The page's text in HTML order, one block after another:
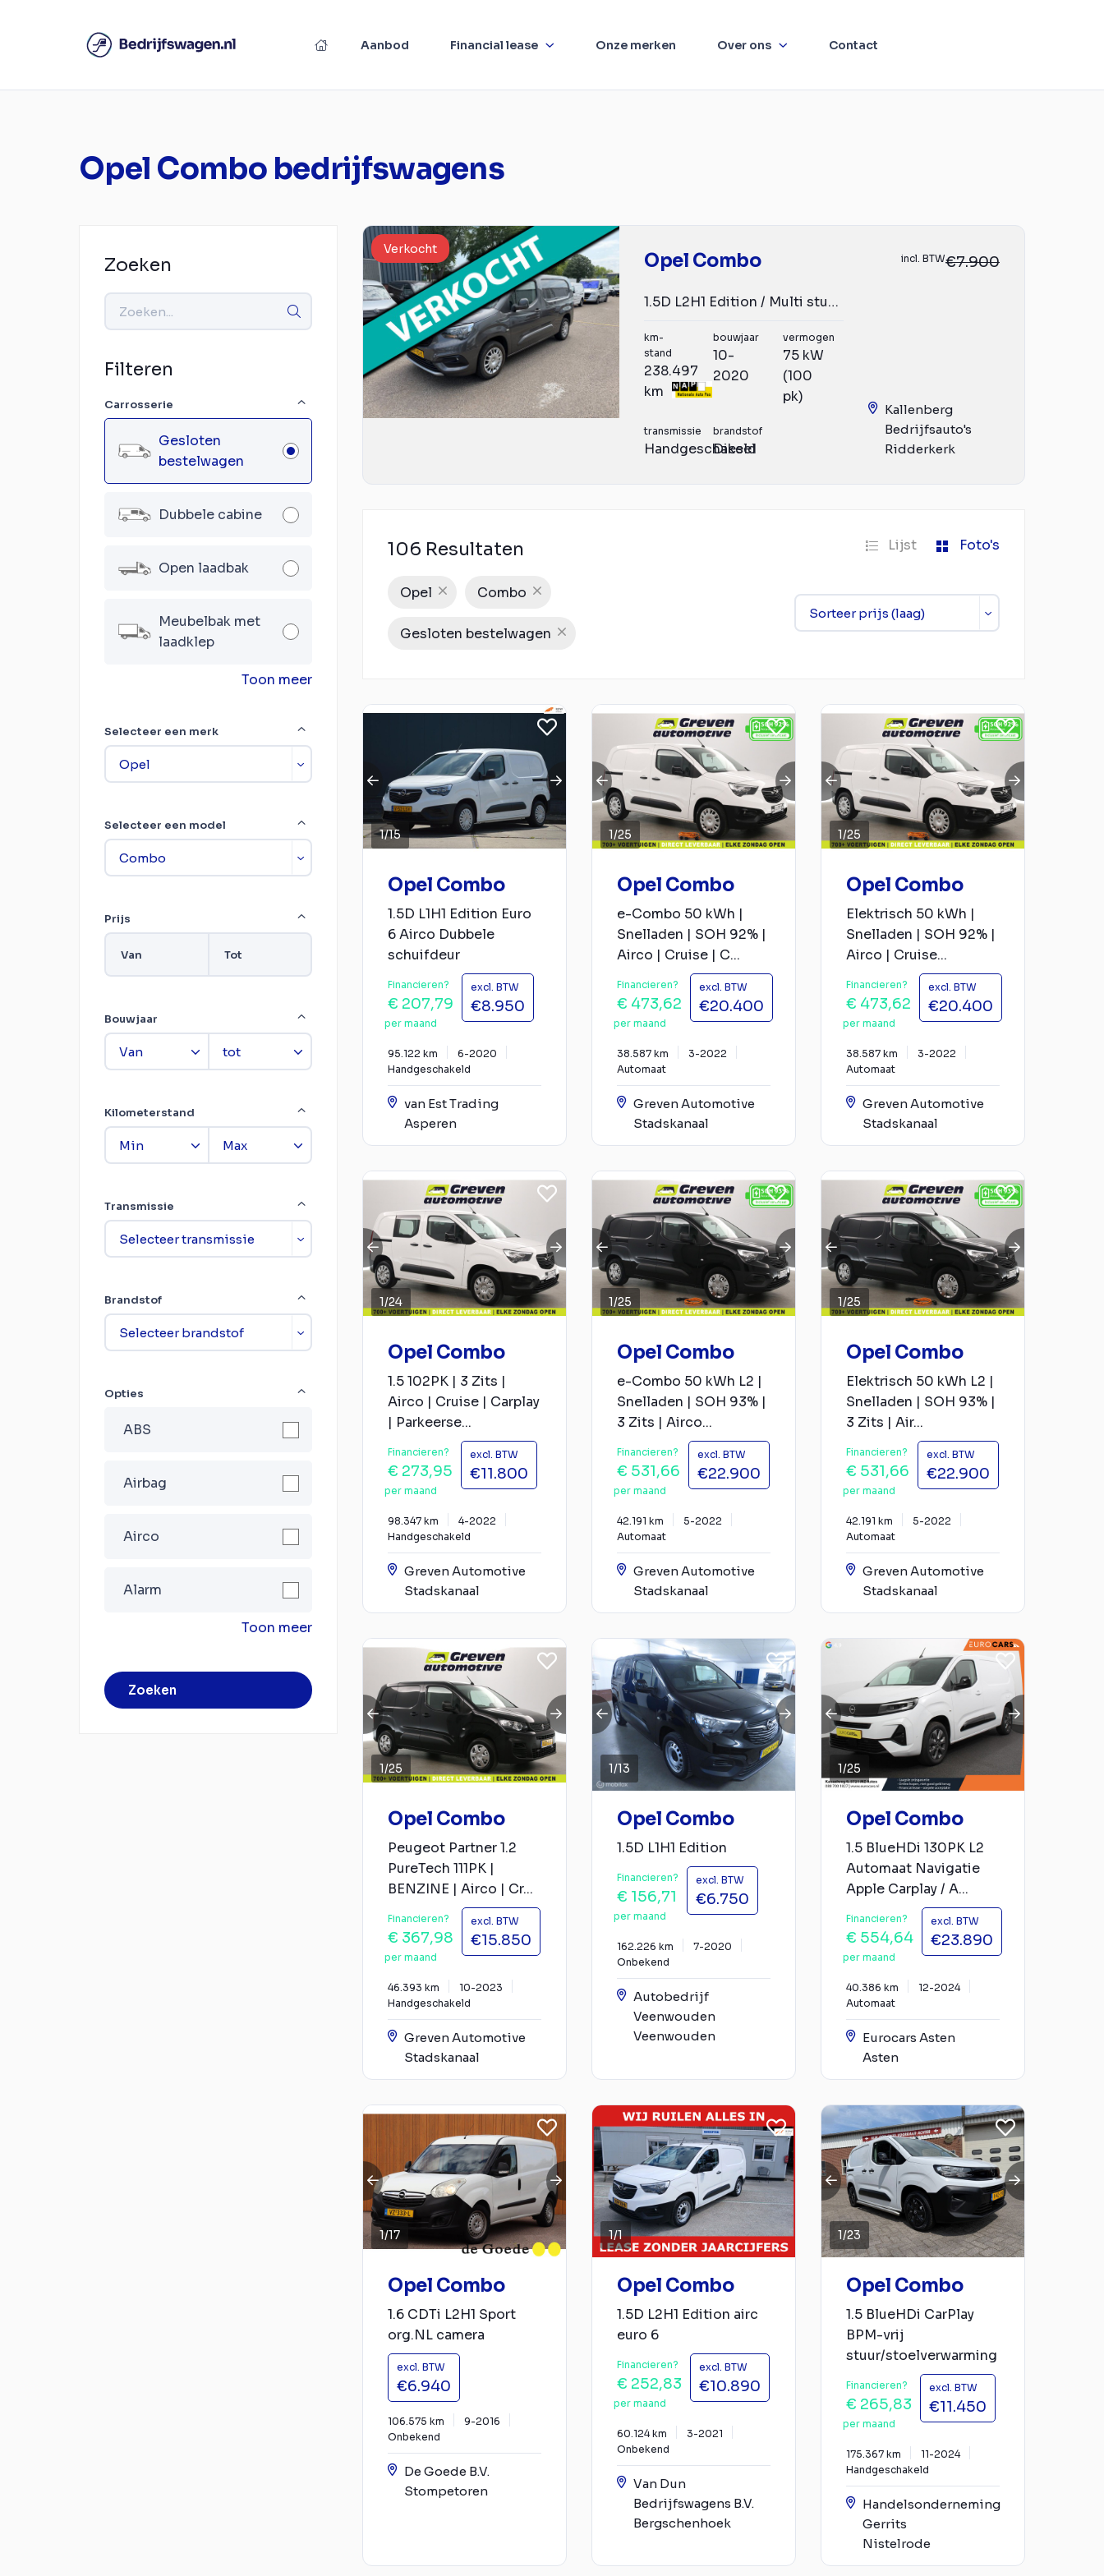
Aanbod Financial lease Onze merken Over ons Contact
Opel Combo bedrijfswagens
Zoeken
Filteren
Carrosserie
Gesloten
bestelwagen
Dubbele cabine
Open laadbak
Meubelbak met
laadklep
Toon meer
Selecteer een merk
Selecteer een model
Prijs
Van Tot
Bouwjaar
Kilometerstand
Transmissie
Brandstof
Opties
ABS
Airbag
Airco
Alarm
Toon meer
Zoeken
Verkocht
Opel Combo
1.5D L2H1 Edition / Multi stuur / App connect navi / crui...
incl. BTW€7.900
km-
stand
238.497
km
bouwjaar
10-
2020
vermogen
75 kW
(100
pk)
transmissie
Handgeschakeld
brandstof
Diesel
Kallenberg
Bedrijfsauto's
Ridderkerk
106 Resultaten Lijst Foto's
Opel Combo
Gesloten bestelwagen
1/15
Opel Combo
1.5D L1H1 Edition Euro
6 Airco Dubbele
schuifdeur
Financieren?
€ 207,79
per maand
excl. BTW
€8.950
95.122 km
6-2020
Handgeschakeld
van Est Trading
Asperen
1/25
Opel Combo
e-Combo 50 kWh |
Snelladen | SOH 92% |
Airco | Cruise | C...
Financieren?
€ 473,62
per maand
excl. BTW
€20.400
38.587 km
3-2022
Automaat
Greven Automotive
Stadskanaal
1/25
Opel Combo
Elektrisch 50 kWh |
Snelladen | SOH 92% |
Airco | Cruise...
Financieren?
€ 473,62
per maand
excl. BTW
€20.400
38.587 km
3-2022
Automaat
Greven Automotive
Stadskanaal
1/24
Opel Combo
1.5 102PK | 3 Zits |
Airco | Cruise | Carplay
| Parkeerse...
Financieren?
€ 273,95
per maand
excl. BTW
€11.800
98.347 km
4-2022
Handgeschakeld
Greven Automotive
Stadskanaal
1/25
Opel Combo
e-Combo 50 kWh L2 |
Snelladen | SOH 93% |
3 Zits | Airco...
Financieren?
€ 531,66
per maand
excl. BTW
€22.900
42.191 km
5-2022
Automaat
Greven Automotive
Stadskanaal
1/25
Opel Combo
Elektrisch 50 kWh L2 |
Snelladen | SOH 93% |
3 Zits | Air...
Financieren?
€ 531,66
per maand
excl. BTW
€22.900
42.191 km
5-2022
Automaat
Greven Automotive
Stadskanaal
1/25
Opel Combo
Peugeot Partner 1.2
PureTech 111PK |
BENZINE | Airco | Cr...
Financieren?
€ 367,98
per maand
excl. BTW
€15.850
46.393 km
10-2023
Handgeschakeld
Greven Automotive
Stadskanaal
1/13
Opel Combo
1.5D L1H1 Edition
Financieren?
€ 156,71
per maand
excl. BTW
€6.750
162.226 km
7-2020
Onbekend
Autobedrijf
Veenwouden
Veenwouden
1/25
Opel Combo
1.5 BlueHDi 130PK L2
Automaat Navigatie
Apple Carplay / A...
Financieren?
€ 554,64
per maand
excl. BTW
€23.890
40.386 km
12-2024
Automaat
Eurocars Asten
Asten
1/17
Opel Combo
1.6 CDTi L2H1 Sport
org.NL camera
excl. BTW
€6.940
106.575 km
9-2016
Onbekend
De Goede B.V.
Stompetoren
1/1
Opel Combo
1.5D L2H1 Edition airc
euro 6
Financieren?
€ 252,83
per maand
excl. BTW
€10.890
60.124 km
3-2021
Onbekend
Van Dun
Bedrijfswagens B.V.
Bergschenhoek
1/23
Opel Combo
1.5 BlueHDi CarPlay
BPM-vrij
stuur/stoelverwarming
Financieren?
€ 265,83
per maand
excl. BTW
€11.450
175.367 km
11-2024
Handgeschakeld
Handelsonderneming
Gerrits
Nistelrode